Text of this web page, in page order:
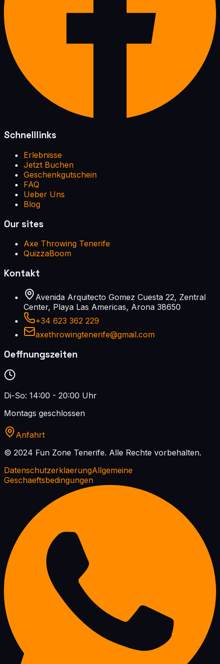
Schnelllinks
Erlebnisse
Jetzt Buchen
Geschenkgutschein
FAQ
Ueber Uns
Blog
Our sites
Axe Throwing Tenerife
QuizzaBoom
Kontakt
Avenida Arquitecto Gomez Cuesta 22, Zentral
Center, Playa Las Americas, Arona 38650
+34 623 362 229
axethrowingtenerife@gmail.com
Oeffnungszeiten
Di-So: 14:00 - 20:00 Uhr
Montags geschlossen
Anfahrt
© 2024 Fun Zone Tenerife. Alle Rechte vorbehalten.
DatenschutzerklaerungAllgemeine
Geschaeftsbedingungen